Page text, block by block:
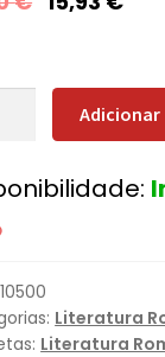
Adicionar
Literatura
Literatura